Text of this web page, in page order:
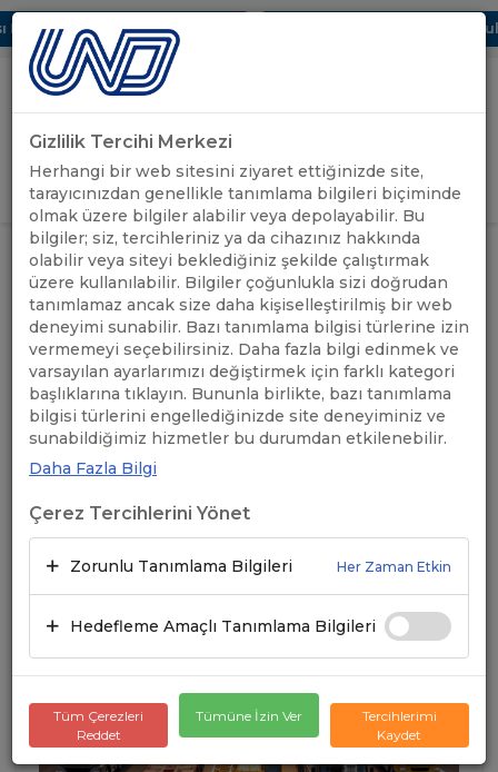
UBAK Bölümü Hakkında UND, Yunanistan Vize
Uluslararası Nakliyeciler Derneği
GİRİŞ YAP
ANASAYFA /
ÖNEMLİ
DUYURULAR
/
LES-EXPO 2026 YÜK
MÜHENDİSLİĞİ HİZMETLERİ FUARI
LES-EXPO 2026 YÜK
MÜHENDİSLİĞİ HİZMETLERİ
FUARI
09.01.2026
Gizlilik Tercihi Merkezi
Herhangi bir web sitesini ziyaret ettiğinizde site,
tarayıcınızdan genellikle tanımlama bilgileri biçiminde
olmak üzere bilgiler alabilir veya depolayabilir. Bu
bilgiler; siz, tercihleriniz ya da cihazınız hakkında
olabilir veya siteyi beklediğiniz şekilde çalıştırmak
üzere kullanılabilir. Bilgiler çoğunlukla sizi doğrudan
tanımlamaz ancak size daha kişiselleştirilmiş bir web
deneyimi sunabilir. Bazı tanımlama bilgisi türlerine izin
vermemeyi seçebilirsiniz. Daha fazla bilgi edinmek ve
varsayılan ayarlarımızı değiştirmek için farklı kategori
başlıklarına tıklayın. Bununla birlikte, bazı tanımlama
bilgisi türlerini engellediğinizde site deneyiminiz ve
sunabildiğimiz hizmetler bu durumdan etkilenebilir.
Daha Fazla Bilgi
Çerez Tercihlerini Yönet
Zorunlu Tanımlama Bilgileri Her Zaman Etkin
Hedefleme Amaçlı Tanımlama Bilgileri
Tüm Çerezleri
Reddet
Tümüne İzin Ver
Tercihlerimi
Kaydet